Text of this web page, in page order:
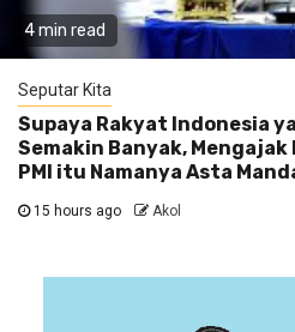
4 min read
Seputar Kita
Supaya Rakyat Indonesia
Semakin Banyak, Mengajak
PMI itu Namanya Asta
15 hours ago Akol